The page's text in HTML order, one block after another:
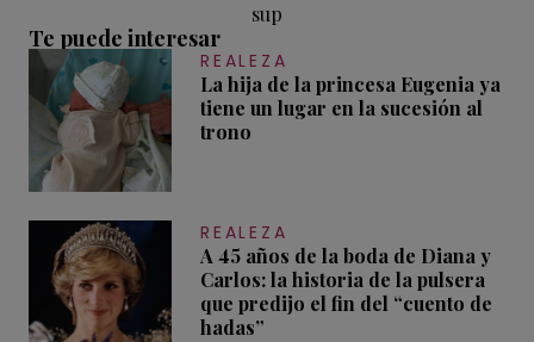
sup
Te puede interesar
REALEZA
La hija de la princesa Eugenia ya
tiene un lugar en la sucesión al
trono
REALEZA
A 45 años de la boda de Diana y
Carlos: la historia de la pulsera
que predijo el fin del “cuento de
hadas”